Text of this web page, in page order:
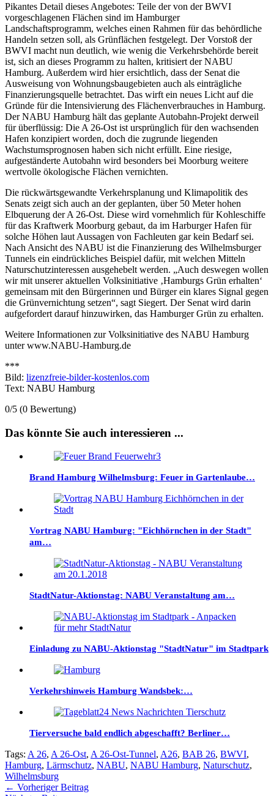
Pikantes Detail dieses Angebotes: Teile der von der BWVI
vorgeschlagenen Flächen sind im Hamburger
Landschaftsprogramm, welches einen Rahmen für das behördliche
Handeln setzen soll, als Grünflächen festgelegt. Der Vorstoß der
BWVI macht nun deutlich, wie wenig die Verkehrsbehörde bereit
ist, sich an dieses Programm zu halten, kritisiert der NABU
Hamburg. Außerdem wird hier ersichtlich, dass der Senat die
Ausweisung von Wohnungsbaugebieten auch als einträgliche
Finanzierungsquelle betrachtet. Das wirft ein neues Licht auf die
Gründe für die Intensivierung des Flächenverbrauches in Hamburg.
Der NABU Hamburg hält das geplante Autobahn-Projekt derweil
für überflüssig: Die A 26-Ost ist ursprünglich für den wachsenden
Hafen konzipiert worden, doch die zugrunde liegenden
Wachstumsprognosen haben sich nicht erfüllt. Eine riesige,
aufgeständerte Autobahn wird besonders bei Moorburg weitere
wertvolle ökologische Flächen vernichten.
Die rückwärtsgewandte Verkehrsplanung und Klimapolitik des
Senats zeigt sich auch an der geplanten, über 50 Meter hohen
Elbquerung der A 26-Ost. Diese wird vornehmlich für Kohleschiffe
für das Kraftwerk Moorburg gebaut, da im Harburger Hafen für
solche Höhen laut Aussagen von Fachleuten gar kein Bedarf sei.
Nach Ansicht des NABU ist die Finanzierung des Wilhelmsburger
Tunnels ein eindrückliches Beispiel dafür, mit welchen Mitteln
Naturschutzinteressen ausgehebelt werden. „Auch deswegen wollen
wir mit unserer aktuellen Volksinitiative ‚Hamburgs Grün erhalten‘
gemeinsam mit den Bürgerinnen und Bürger ein klares Signal gegen
die Grünvernichtung setzen“, sagt Siegert. Der Senat wird darin
aufgefordert darauf hinzuwirken, das Hamburger Grün zu erhalten.
Weitere Informationen zur Volksinitiative des NABU Hamburg
unter www.NABU-Hamburg.de
***
Bild: lizenzfreie-bilder-kostenlos.com
Text: NABU Hamburg
0/5 (0 Bewertung)
Das könnte Sie auch interessieren ...
Brand Hamburg Wilhelmsburg: Feuer in Gartenlaube…
Vortrag NABU Hamburg: "Eichhörnchen in der Stadt"
am…
StadtNatur-Aktionstag: NABU Veranstaltung am…
Einladung zu NABU-Aktionstag "StadtNatur" im Stadtpark
Verkehrshinweis Hamburg Wandsbek:…
Tierversuche bald endlich abgeschafft? Berliner…
Tags: A 26, A 26-Ost, A 26-Ost-Tunnel, A26, BAB 26, BWVI,
Hamburg, Lärmschutz, NABU, NABU Hamburg, Naturschutz,
Wilhelmsburg
← Vorheriger Beitrag